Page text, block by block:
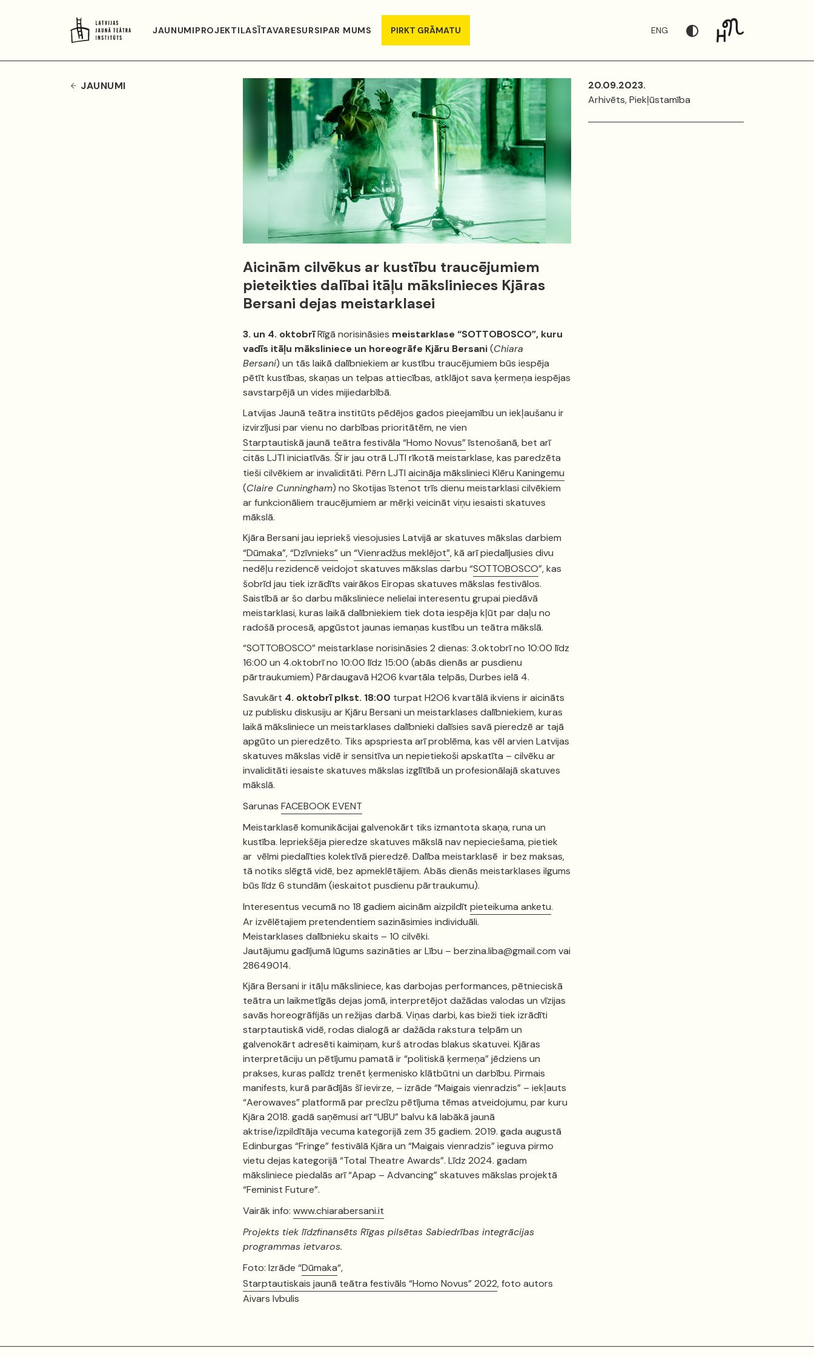
JAUNUMIPROJEKTILASĪTAVARESURSIPAR MUMS PIRKT GRĀMATU ENG
JAUNUMI
Aicinām cilvēkus ar kustību traucējumiem
pieteikties dalībai itāļu mākslinieces Kjāras
Bersani dejas meistarklasei
3. un 4. oktobrīRīgā norisināsies meistarklase “SOTTOBOSCO”, kuru
vadīs itāļu māksliniece un horeogrāfe Kjāru Bersani(Chiara
Bersani) un tās laikā dalībniekiem ar kustību traucējumiem būs iespēja
pētīt kustības, skaņas un telpas attiecības, atklājot sava ķermeņa iespējas​​
savstarpējā un vides mijiedarbībā.
Latvijas Jaunā teātra institūts pēdējos gados pieejamību un iekļaušanu ir
izvirzījusi par vienu no darbības prioritātēm, ne vien
Starptautiskā jaunā teātra festivāla “Homo Novus”īstenošanā, bet arī
citās LJTI iniciatīvās. Šī ir jau otrā LJTI rīkotā meistarklase, kas paredzēta
tieši cilvēkiem ar invaliditāti. Pērn LJTI aicināja mākslinieci Klēru Kaningemu
(Claire Cunningham) no Skotijas īstenot trīs dienu meistarklasi cilvēkiem
ar funkcionāliem traucējumiem ar mērķi veicināt viņu iesaisti skatuves
mākslā.
Kjāra Bersani jau iepriekš viesojusies Latvijā ar skatuves mākslas darbiem
“Dūmaka”,“Dzīvnieks”un “Vienradžus meklējot”, kā arī piedalījusies divu
nedēļu rezidencē veidojot skatuves mākslas darbu “SOTTOBOSCO”, kas
šobrīd jau tiek izrādīts vairākos Eiropas skatuves mākslas festivālos.
Saistībā ar šo darbu māksliniece nelielai interesentu grupai piedāvā
meistarklasi, kuras laikā dalībniekiem tiek dota iespēja kļūt par daļu no
radošā procesā, apgūstot jaunas iemaņas kustību un teātra mākslā.
“SOTTOBOSCO” meistarklase norisināsies 2 dienas: 3.oktobrī no 10:00 līdz
16:00 un 4.oktobrī no 10:00 līdz 15:00 (abās dienās ar pusdienu
pārtraukumiem) Pārdaugavā H2O6 kvartāla telpās, Durbes ielā 4.
Savukārt 4. oktobrī plkst. 18:00 turpat H2O6 kvartālā ikviens ir aicināts
uz publisku diskusiju ar Kjāru Bersani un meistarklases dalībniekiem, kuras
laikā māksliniece un meistarklases dalībnieki dalīsies savā pieredzē ar tajā
apgūto un pieredzēto. Tiks apspriesta arī problēma, kas vēl arvien Latvijas
skatuves mākslas vidē ir sensitīva un nepietiekoši apskatīta – cilvēku ar
invaliditāti iesaiste skatuves mākslas izglītībā un profesionālajā skatuves
mākslā.
Sarunas FACEBOOK EVENT
Meistarklasē komunikācijai galvenokārt tiks izmantota skaņa, runa un
kustība. Iepriekšēja pieredze skatuves mākslā nav nepieciešama, pietiek
ar vēlmi piedalīties kolektīvā pieredzē. Dalība meistarklasē ir bez maksas,
tā notiks slēgtā vidē, bez apmeklētājiem. Abās dienās meistarklases ilgums
būs līdz 6 stundām (ieskaitot pusdienu pārtraukumu).
Interesentus vecumā no 18 gadiem aicinām aizpildīt pieteikuma anketu.
Ar izvēlētajiem pretendentiem sazināsimies individuāli.
Meistarklases dalībnieku skaits – 10 cilvēki.
Jautājumu gadījumā lūgums sazināties ar Lību – berzina.liba@gmail.com vai
28649014.
Kjāra Bersani ir itāļu māksliniece, kas darbojas performances, pētnieciskā
teātra un laikmetīgās dejas jomā, interpretējot dažādas valodas un vīzijas
savās horeogrāfijās un režijas darbā. Viņas darbi, kas bieži tiek izrādīti
starptautiskā vidē, rodas dialogā ar dažāda rakstura telpām un
galvenokārt adresēti kaimiņam, kurš atrodas blakus skatuvei. Kjāras
interpretāciju un pētījumu pamatā ir “politiskā ķermeņa” jēdziens un
prakses, kuras palīdz trenēt ķermenisko klātbūtni un darbību. Pirmais
manifests, kurā parādījās šī ievirze, – izrāde “Maigais vienradzis” – iekļauts
“Aerowaves” platformā par precīzu pētījuma tēmas atveidojumu, par kuru
Kjāra 2018. gadā saņēmusi arī “UBU” balvu kā labākā jaunā
aktrise/izpildītāja vecuma kategorijā zem 35 gadiem. 2019. gada augustā
Edinburgas “Fringe” festivālā Kjāra un “Maigais vienradzis” ieguva pirmo
vietu dejas kategorijā “Total Theatre Awards”. Līdz 2024. gadam
māksliniece piedalās arī “Apap – Advancing” skatuves mākslas projektā
“Feminist Future”.
Vairāk info: www.chiarabersani.it
Projekts tiek līdzfinansēts Rīgas pilsētas Sabiedrības integrācijas
programmas ietvaros.
Foto: Izrāde “Dūmaka“,
Starptautiskais jaunā teātra festivāls “Homo Novus” 2022, foto autors
Aivars Ivbulis
20.09.2023.
Arhivēts, Piekļūstamība